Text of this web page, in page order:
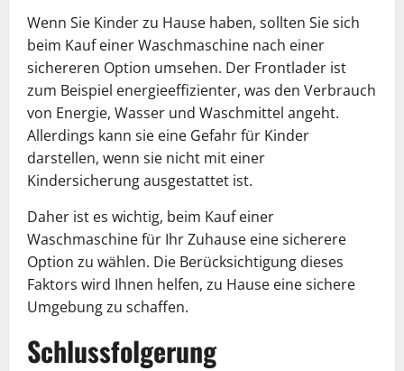
Wenn Sie Kinder zu Hause haben, sollten Sie sich
beim Kauf einer Waschmaschine nach einer
sichereren Option umsehen. Der Frontlader ist
zum Beispiel energieeffizienter, was den Verbrauch
von Energie, Wasser und Waschmittel angeht.
Allerdings kann sie eine Gefahr für Kinder
darstellen, wenn sie nicht mit einer
Kindersicherung ausgestattet ist.
Daher ist es wichtig, beim Kauf einer
Waschmaschine für Ihr Zuhause eine sicherere
Option zu wählen. Die Berücksichtigung dieses
Faktors wird Ihnen helfen, zu Hause eine sichere
Umgebung zu schaffen.
Schlussfolgerung